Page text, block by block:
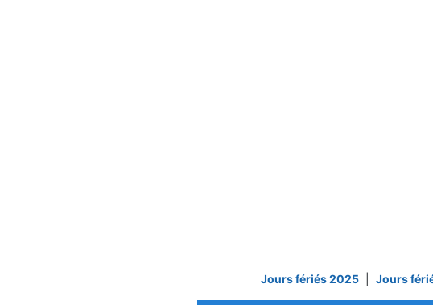
Jours fériés 2025 Jours